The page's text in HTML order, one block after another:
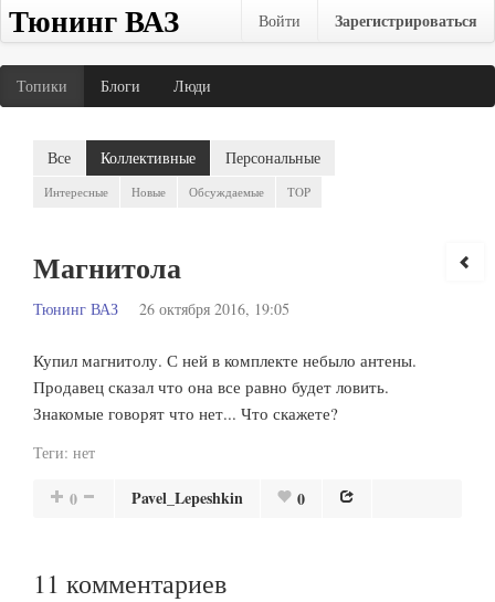
Тюнинг ВАЗ Войти Зарегистрироваться
Топики Блоги Люди
Все Коллективные Персональные
Интересные Новые Обсуждаемые TOP
Магнитола
Тюнинг ВАЗ 26 октября 2016, 19:05
Купил магнитолу. С ней в комплекте небыло антены.
Продавец сказал что она все равно будет ловить.
Знакомые говорят что нет... Что скажете?
Теги: нет
0 Pavel_Lepeshkin 0
11 комментариев